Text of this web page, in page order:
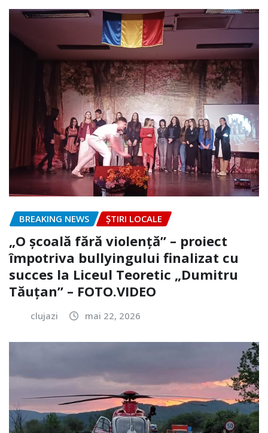
BREAKING NEWS ȘTIRI LOCALE
„O școală fără violență” – proiect
împotriva bullyingului finalizat cu
succes la Liceul Teoretic „Dumitru
Tăuțan” – FOTO.VIDEO
clujazi mai 22, 2026